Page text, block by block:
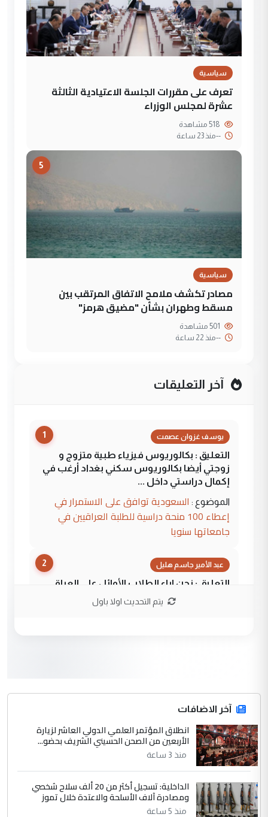
سياسية
تعرف على مقررات الجلسة الاعتيادية الثالثة
عشرة لمجلس الوزراء
--منذ 23 ساعة
5
سياسية
مصادر تكشف ملامح الاتفاق المرتقب بين
مسقط وطهران بشأن "مضيق هرمز"
--منذ 22 ساعة
آخر التعليقات
1 يوسف غزوان عصمت
التعليق : بكالوريوس فيزياء طبية متزوج و
زوجتي أيضا بكالوريوس سكني بغداد أرغب في
إكمال دراستي داخل ...
الموضوع : السعودية توافق على الاستمرار في
إعطاء 100 منحة دراسية للطلبة العراقيين في
جامعاتها سنويا
2 عبد الأمير جاسم هليل
التعليق : نحن اباء الطلاب الأوائل على العراق
نتشرف بلقاء السيد احمد الصافي في العتبات
التعليق : قرار مستعجل جدا ولامصلحة فيه
للوزاره ولا للمواطن القرار الصائب يكون بعد
الاستماع للمدير ومغرفة ...
الموضوع :
وزير الصحة يعفي مدير مستشفى الكرخ
العام في بغداد
4 سردار
التعليق : واحد من عصابة علي ماما يسقط
يتم التحديث اولا باول
آخر الاضافات
انطلاق المؤتمر العلمي الدولي العاشر لزيارة
الأربعين من الصحن الحسيني الشريف بحضو...
منذ 3 ساعة
الداخلية: تسجيل أكثر من 20 ألف سلاح شخصي
ومصادرة آلاف الأسلحة والاعتدة خلال تموز
منذ 5 ساعة